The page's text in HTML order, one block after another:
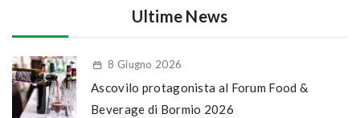
Ultime News
8 Giugno 2026
Ascovilo protagonista al Forum Food &
Beverage di Bormio 2026